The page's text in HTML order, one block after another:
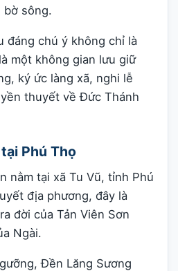
bờ sông.
đáng chú ý không chỉ là
một không gian lưu giữ
ký ức làng xã, nghi lễ
thuyết về Đức Thánh
Phú Thọ
nằm tại xã Tu Vũ, tỉnh Phú
địa phương, đây là
đời của Tản Viên Sơn
Ngài.
Đền Lăng Sương